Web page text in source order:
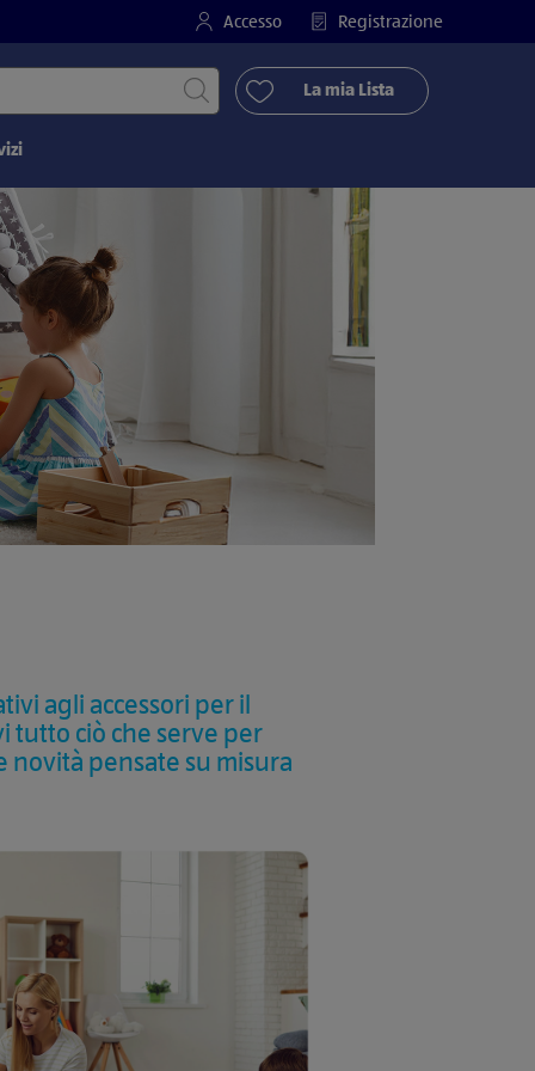
Accesso Registrazione
Avvia ricercaLa mia Lista
agli accessori per il
tutto ciò che serve per
novità pensate su misura